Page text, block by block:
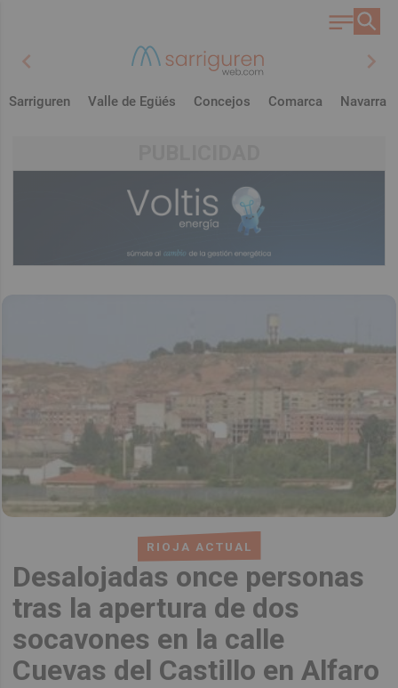
chevron_left chevron_right
Sarriguren Valle de Egüés Concejos Comarca Navarra
RIOJA ACTUAL
Desalojadas once personas
tras la apertura de dos
socavones en la calle
Cuevas del Castillo en Alfaro